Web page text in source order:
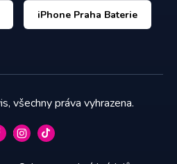
iPhone Praha Baterie
všechny práva vyhrazena.